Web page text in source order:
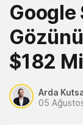
Google
$182
Arda
05